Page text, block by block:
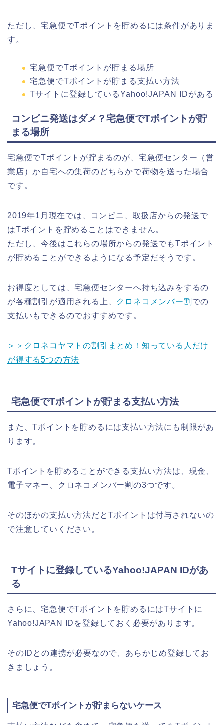
ただし、宅急便でTポイントを貯めるには条件がありま
す。
宅急便でTポイントが貯まる場所
宅急便でTポイントが貯まる支払い方法
Tサイトに登録しているYahoo!JAPAN IDがある
コンビニ発送はダメ？宅急便でTポイントが貯
まる場所
宅急便でTポイントが貯まるのが、宅急便センター（営
業店）か自宅への集荷のどちらかで荷物を送った場合
です。
2019年1月現在では、コンビニ、取扱店からの発送で
はTポイントを貯めることはできません。
ただし、今後はこれらの場所からの発送でもTポイント
が貯めることができるようになる予定だそうです。
お得度としては、宅急便センターへ持ち込みをするの
が各種割引が適用される上、 クロネコメンバー割 での
支払いもできるのでおすすめです。
＞＞クロネコヤマトの割引まとめ！知っている人だけ
が得する5つの方法
宅急便でTポイントが貯まる支払い方法
また、Tポイントを貯めるには支払い方法にも制限があ
ります。
Tポイントを貯めることができる支払い方法は、現金、
電子マネー、クロネコメンバー割の3つです。
そのほかの支払い方法だとTポイントは付与されないの
で注意していください。
Tサイトに登録しているYahoo!JAPAN IDがあ
る
さらに、宅急便でTポイントを貯めるにはTサイトに
Yahoo!JAPAN IDを登録しておく必要があります。
そのIDとの連携が必要なので、あらかじめ登録してお
きましょう。
宅急便でTポイントが貯まらないケース